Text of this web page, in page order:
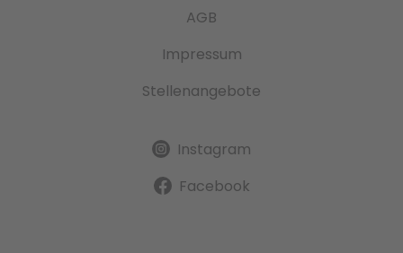
AGB
Impressum
Stellenangebote
Instagram
Facebook